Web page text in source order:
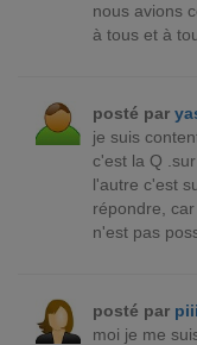
nous avions
à tous et à
posté par
je suis
c'est la Q
l'autre c'est
répondre,
n'est pas
posté par
moi je me